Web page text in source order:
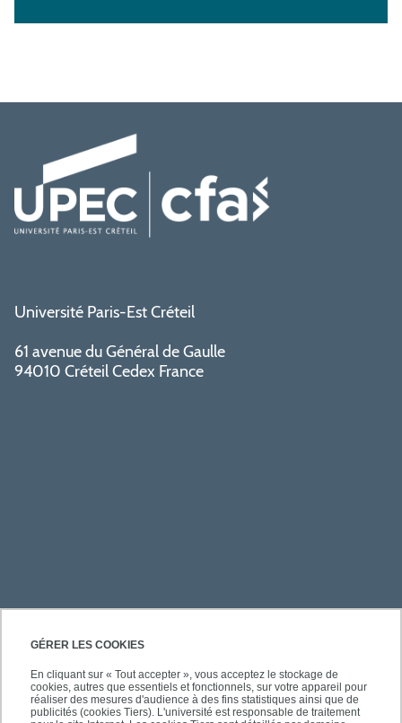
GÉRER LES COOKIES
En cliquant sur « Tout accepter », vous acceptez le stockage de
cookies, autres que essentiels et fonctionnels, sur votre appareil pour
réaliser des mesures d'audience à des fins statistiques ainsi que de
publicités (cookies Tiers). L'université est responsable de traitement
Université Paris-Est Créteil
61 avenue du Général de Gaulle
94010 Créteil Cedex France
PRATIQUE
À PROPOS DE L'UPEC